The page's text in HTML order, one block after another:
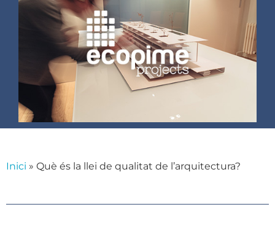
Inici » Què és la llei de qualitat de l’arquitectura?